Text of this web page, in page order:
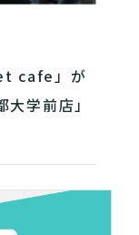
cafe」が
学前店」